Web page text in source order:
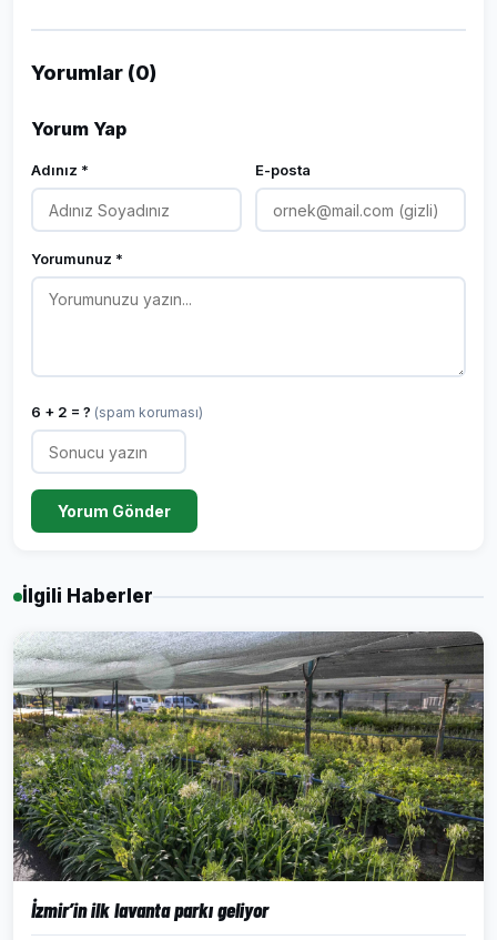
Yorumlar (0)
Yorum Yap
Adınız * E-posta
Yorumunuz *
6 + 2 = ? (spam koruması)
Yorum Gönder
İlgili Haberler
İzmir’in ilk lavanta parkı geliyor